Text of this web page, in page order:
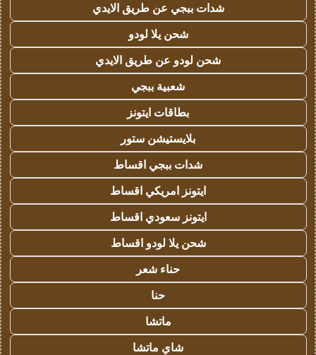
شدات ببجي عن طريق الايدي
شحن يلا لودو
شحن لودو عن طريق الايدي
شعبية ببجي
بطاقات ايتونز
بلايستيشن ستور
شدات ببجي اقساط
ايتونز امريكي اقساط
ايتونز سعودي اقساط
شحن يلا لودو اقساط
حناء شعر
حنا
ماتشا
شاي ماتشا